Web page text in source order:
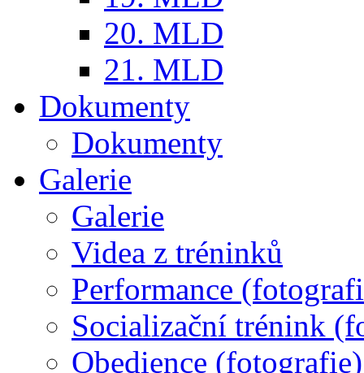
20. MLD
21. MLD
Dokumenty
Dokumenty
Galerie
Galerie
Videa z tréninků
Performance
Socializační trénink
Obedience (fotografie)